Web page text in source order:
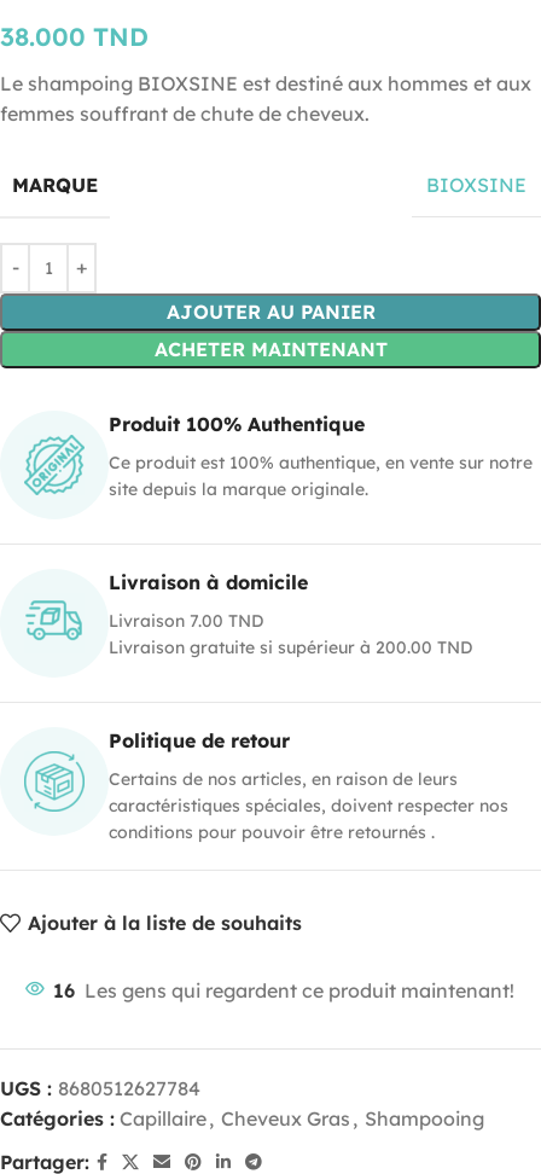
38.000 TND
Le shampoing BIOXSINE est destiné aux hommes et aux
femmes souffrant de chute de cheveux.
MARQUE BIOXSINE
AJOUTER AU PANIER
ACHETER MAINTENANT
Produit 100% Authentique
Ce produit est 100% authentique, en vente sur notre
site depuis la marque originale.
Livraison à domicile
Livraison 7.00 TND
Livraison gratuite si supérieur à 200.00 TND
Politique de retour
Certains de nos articles, en raison de leurs
caractéristiques spéciales, doivent respecter nos
conditions pour pouvoir être retournés .
Ajouter à la liste de souhaits
16 Les gens qui regardent ce produit maintenant!
UGS : 8680512627784
Catégories : Capillaire, Cheveux Gras , Shampooing
Partager: